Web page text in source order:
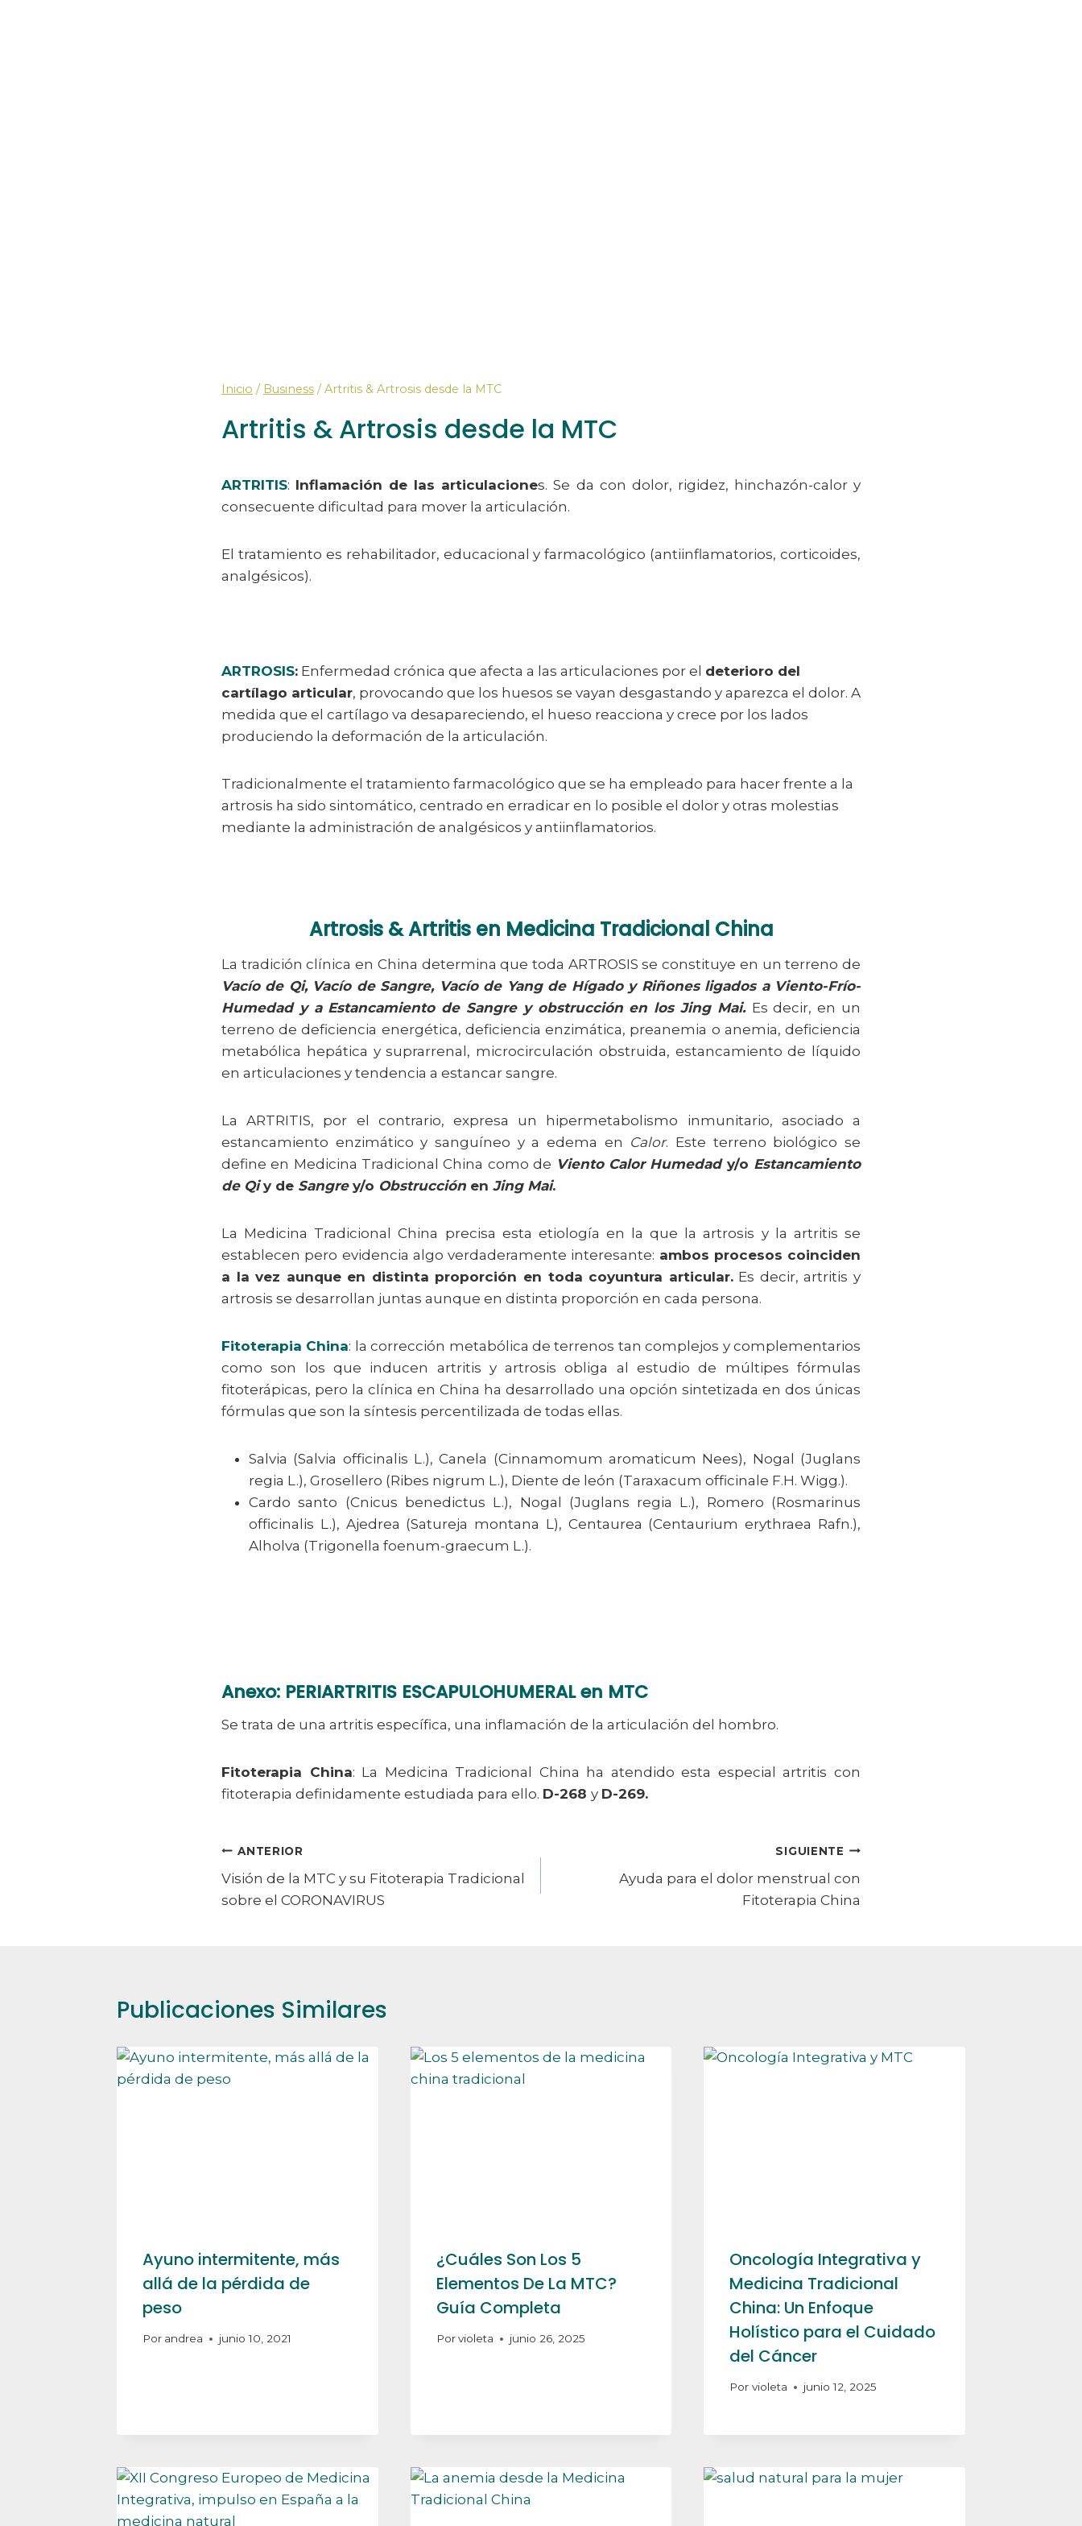
Inicio / Business / Artritis & Artrosis desde la MTC
Artritis & Artrosis desde la MTC
ARTRITIS: Inflamación de las articulaciones. Se da con dolor, rigidez, hinchazón-calor y
consecuente dificultad para mover la articulación.
El tratamiento es rehabilitador, educacional y farmacológico (antiinflamatorios, corticoides,
analgésicos).
ARTROSIS: Enfermedad crónica que afecta a las articulaciones por el deterioro del
cartílago articular, provocando que los huesos se vayan desgastando y aparezca el dolor. A
medida que el cartílago va desapareciendo, el hueso reacciona y crece por los lados
produciendo la deformación de la articulación.
Tradicionalmente el tratamiento farmacológico que se ha empleado para hacer frente a la
artrosis ha sido sintomático, centrado en erradicar en lo posible el dolor y otras molestias
mediante la administración de analgésicos y antiinflamatorios.
Artrosis & Artritis en Medicina Tradicional China
La tradición clínica en China determina que toda ARTROSIS se constituye en un terreno de
Vacío de Qi, Vacío de Sangre, Vacío de Yang de Hígado y Riñones ligados a Viento-Frío-
Humedad y a Estancamiento de Sangre y obstrucción en los Jing Mai. Es decir, en un
terreno de deficiencia energética, deficiencia enzimática, preanemia o anemia, deficiencia
metabólica hepática y suprarrenal, microcirculación obstruida, estancamiento de líquido
en articulaciones y tendencia a estancar sangre.
La ARTRITIS, por el contrario, expresa un hipermetabolismo inmunitario, asociado a
estancamiento enzimático y sanguíneo y a edema en Calor. Este terreno biológico se
define en Medicina Tradicional China como de Viento Calor Humedady/o Estancamiento
de Qiy de Sangrey/o Obstrucción en Jing Mai.
La Medicina Tradicional China precisa esta etiología en la que la artrosis y la artritis se
establecen pero evidencia algo verdaderamente interesante: ambos procesos coinciden
a la vez aunque en distinta proporción en toda coyuntura articular.Es decir, artritis y
artrosis se desarrollan juntas aunque en distinta proporción en cada persona.
Fitoterapia China: la corrección metabólica de terrenos tan complejos y complementarios
como son los que inducen artritis y artrosis obliga al estudio de múltipes fórmulas
fitoterápicas, pero la clínica en China ha desarrollado una opción sintetizada en dos únicas
fórmulas que son la síntesis percentilizada de todas ellas.
Salvia (Salvia officinalis L.), Canela (Cinnamomum aromaticum Nees), Nogal (Juglans
regia L.), Grosellero (Ribes nigrum L.), Diente de león (Taraxacum officinale F.H. Wigg.).
Cardo santo (Cnicus benedictus L.), Nogal (Juglans regia L.), Romero (Rosmarinus
officinalis L.), Ajedrea (Satureja montana L), Centaurea (Centaurium erythraea Rafn.),
Alholva (Trigonella foenum-graecum L.).
Anexo: PERIARTRITIS ESCAPULOHUMERAL en MTC
Se trata de una artritis específica, una inflamación de la articulación del hombro.
Fitoterapia China: La Medicina Tradicional China ha atendido esta especial artritis con
fitoterapia definidamente estudiada para ello. D-268 y D-269.
Navegación
de
ANTERIOR
Visión de la MTC y su Fitoterapia Tradicional
sobre el CORONAVIRUS
SIGUIENTE
Ayuda para el dolor menstrual con
Fitoterapia China
Publicaciones Similares
Ayuno intermitente, más
allá de la pérdida de
peso
Por andrea junio 10, 2021
¿Cuáles Son Los 5
Elementos De La MTC?
Guía Completa
Por violeta junio 26, 2025
Oncología Integrativa y
Medicina Tradicional
China: Un Enfoque
Holístico para el Cuidado
del Cáncer
Por violeta junio 12, 2025